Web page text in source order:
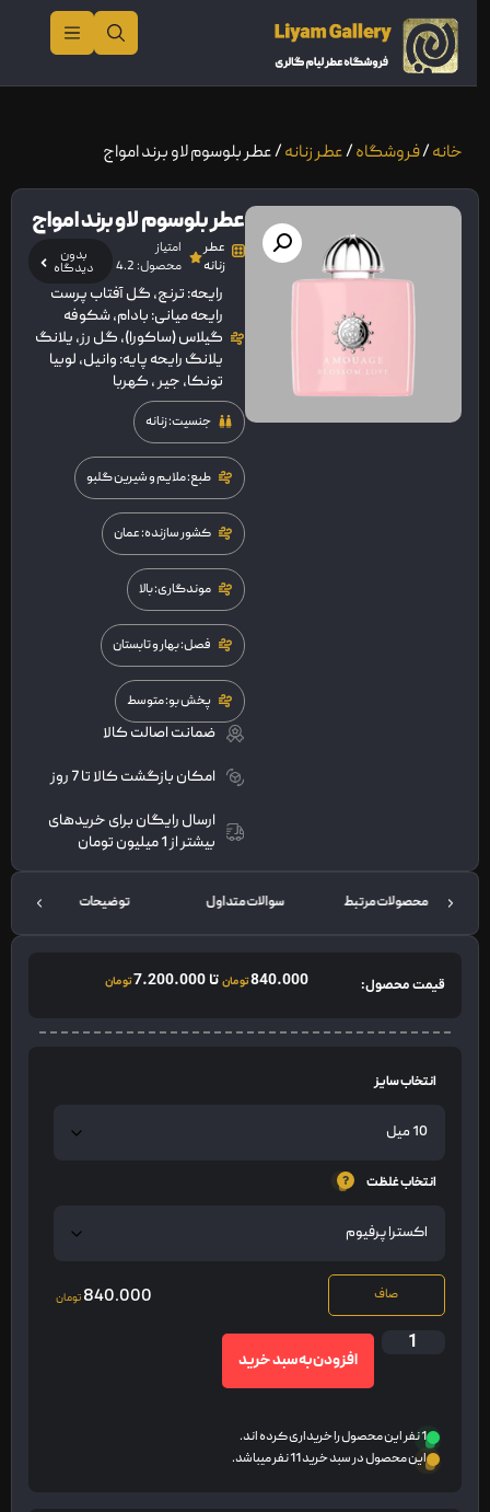
خانه/فروشگاه/عطر زنانه/ عطر بلوسوم لاو برند امواج
عطر بلوسوم لاو برند امواج
عطر
زنانه
امتیاز
محصول: 4.2
بدون
دیدگاه
رایحه: ترنج، گل آفتاب پرست
رایحه میانی: بادام، شکوفه
گيلاس (ساکورا)، گل رز، يلانگ
يلانگ رایحه پایه: وانيل، لوبيا
تونکا، جير ، کهربا
جنسیت: زنانه
طبع: ملایم و شیرین گلبو
کشور سازنده: عمان
موندگاری: بالا
فصل: بهار و تابستان
پخش بو: متوسط
ضمانت اصالت کالا
امکان بازگشت کالا تا 7 روز
ارسال رایگان برای خریدهای
بیشتر از 1 میلیون تومان
محصولات مرتبط سوالات متداول توضیحات
قیمت محصول: 840.000تومانتا7.200.000تومان
انتخاب سایز
انتخاب غلظت
صاف 840.000 تومان
افزودن به سبد خرید
1 نفر این محصول را خریداری کرده اند.
این محصول در سبد خرید 11 نفر میباشد.